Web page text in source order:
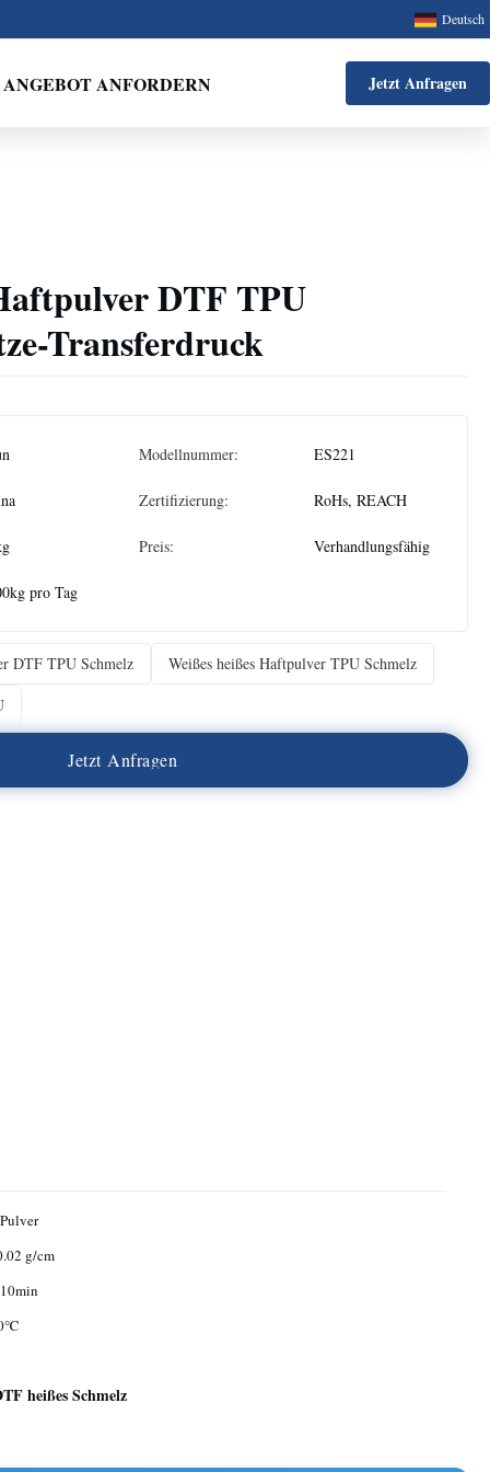
Deutsch
ANGEBOT ANFORDERN Jetzt Anfragen
DTF TPU
Transferdruck
Modellnummer: ES221
Zertifizierung: RoHs, REACH
Preis: Verhandlungsfähig
pro Tag
DTF TPU Schmelz
Weißes heißes Haftpulver TPU Schmelz
Jetzt Anfragen
g/cm
heißes Schmelz